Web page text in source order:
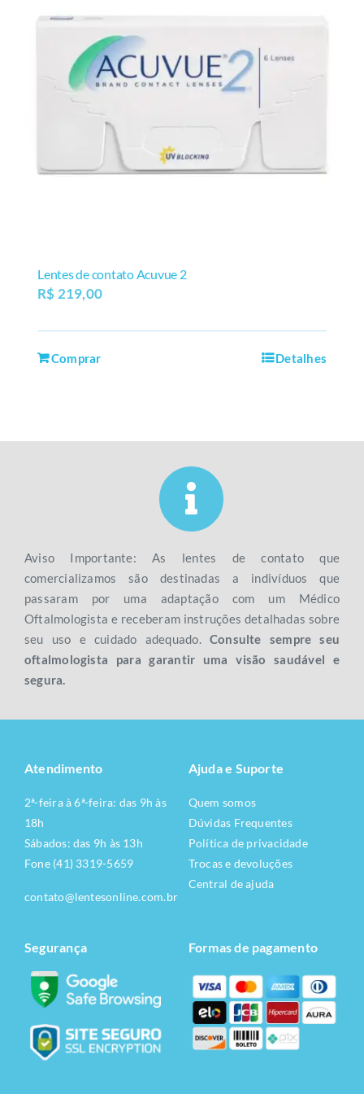
Lentes de contato Acuvue 2
R$219,00
Comprar Detalhes
Aviso Importante: As lentes de contato que
comercializamos são destinadas a indivíduos que
passaram por uma adaptação com um Médico
Oftalmologista e receberam instruções detalhadas sobre
seu uso e cuidado adequado. Consulte sempre seu
oftalmologista para garantir uma visão saudável e
segura.
Atendimento
2ª-feira à 6ª-feira: das 9h às
18h
Sábados: das 9h às 13h
Fone (41) 3319-5659
contato@lentesonline.com.br
Ajuda e Suporte
Quem somos
Dúvidas Frequentes
Política de privacidade
Trocas e devoluções
Central de ajuda
Segurança Formas de pagamento